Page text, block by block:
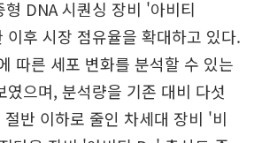
DNA 시퀀싱 장비 '아비티
이후 시장 점유율을 확대하고 있다.
따른 세포 변화를 분석할 수 있는
으며, 분석량을 기존 대비 다섯
반 이하로 줄인 차세대 장비 '비